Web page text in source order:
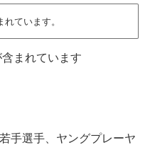
ています。
まれています
手選手、ヤングプレーヤ